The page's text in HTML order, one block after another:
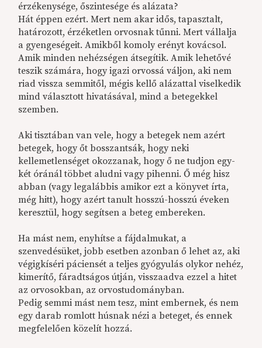
érzékenysége, őszintesége és alázata?
Hát éppen ezért. Mert nem akar idős, tapasztalt,
határozott, érzéketlen orvosnak tűnni. Mert vállalja
a gyengeségeit. Amikből komoly erényt kovácsol.
Amik minden nehézségen átsegítik. Amik lehetővé
teszik számára, hogy igazi orvossá váljon, aki nem
riad vissza semmitől, mégis kellő alázattal viselkedik
mind választott hivatásával, mind a betegekkel
szemben.
Aki tisztában van vele, hogy a betegek nem azért
betegek, hogy őt bosszantsák, hogy neki
kellemetlenséget okozzanak, hogy ő ne tudjon egy-
két óránál többet aludni vagy pihenni. Ő még hisz
abban (vagy legalábbis amikor ezt a könyvet írta,
még hitt), hogy azért tanult hosszú-hosszú éveken
keresztül, hogy segítsen a beteg embereken.
Ha mást nem, enyhítse a fájdalmukat, a
szenvedésüket, jobb esetben azonban ő lehet az, aki
végigkíséri páciensét a teljes gyógyulás olykor nehéz,
kimerítő, fáradtságos útján, visszaadva ezzel a hitet
az orvosokban, az orvostudományban.
Pedig semmi mást nem tesz, mint embernek, és nem
egy darab romlott húsnak nézi a beteget, és ennek
megfelelően közelít hozzá.